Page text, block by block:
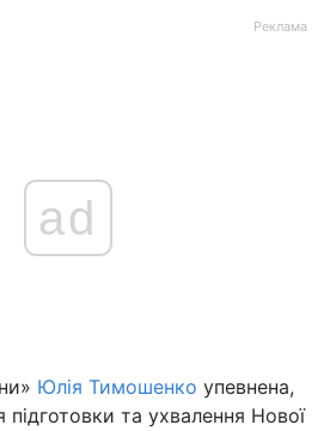
Реклама
ad
Юлія Тимошенко упевнена,
та ухвалення Нової